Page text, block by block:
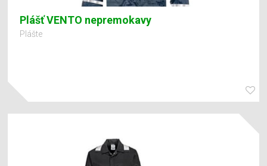
Plášť VENTO nepremokavy
Plášte